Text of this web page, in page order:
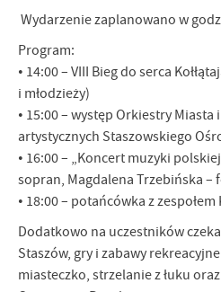
Wydarzenie zaplanowano w
Program:
• 14:00 – VIII Bieg do serca
i młodzieży)
• 15:00 – występ Orkiestry
artystycznych Staszowskiego
• 16:00 – „Koncert muzyki
sopran, Magdalena Trzebińska
• 18:00 – potańcówka z
Dodatkowo na uczestników
Staszów, gry i zabawy
miasteczko, strzelanie z łuku